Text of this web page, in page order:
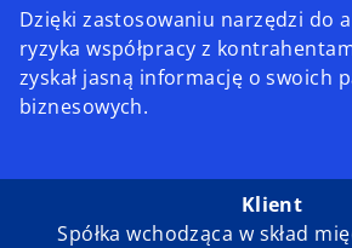
Dzięki zastosowaniu narzędzi do
ryzyka współpracy z
zyskał jasną informację o swoich
biznesowych.
Klient
Spółka wchodząca w skład